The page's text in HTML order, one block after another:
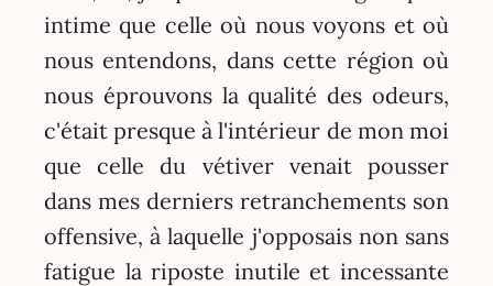
intime que celle où nous voyons et où
nous entendons, dans cette région où
nous éprouvons la qualité des odeurs,
c'était presque à l'intérieur de mon moi
que celle du vétiver venait pousser
dans mes derniers retranchements son
offensive, à laquelle j'opposais non sans
fatigue la riposte inutile et incessante